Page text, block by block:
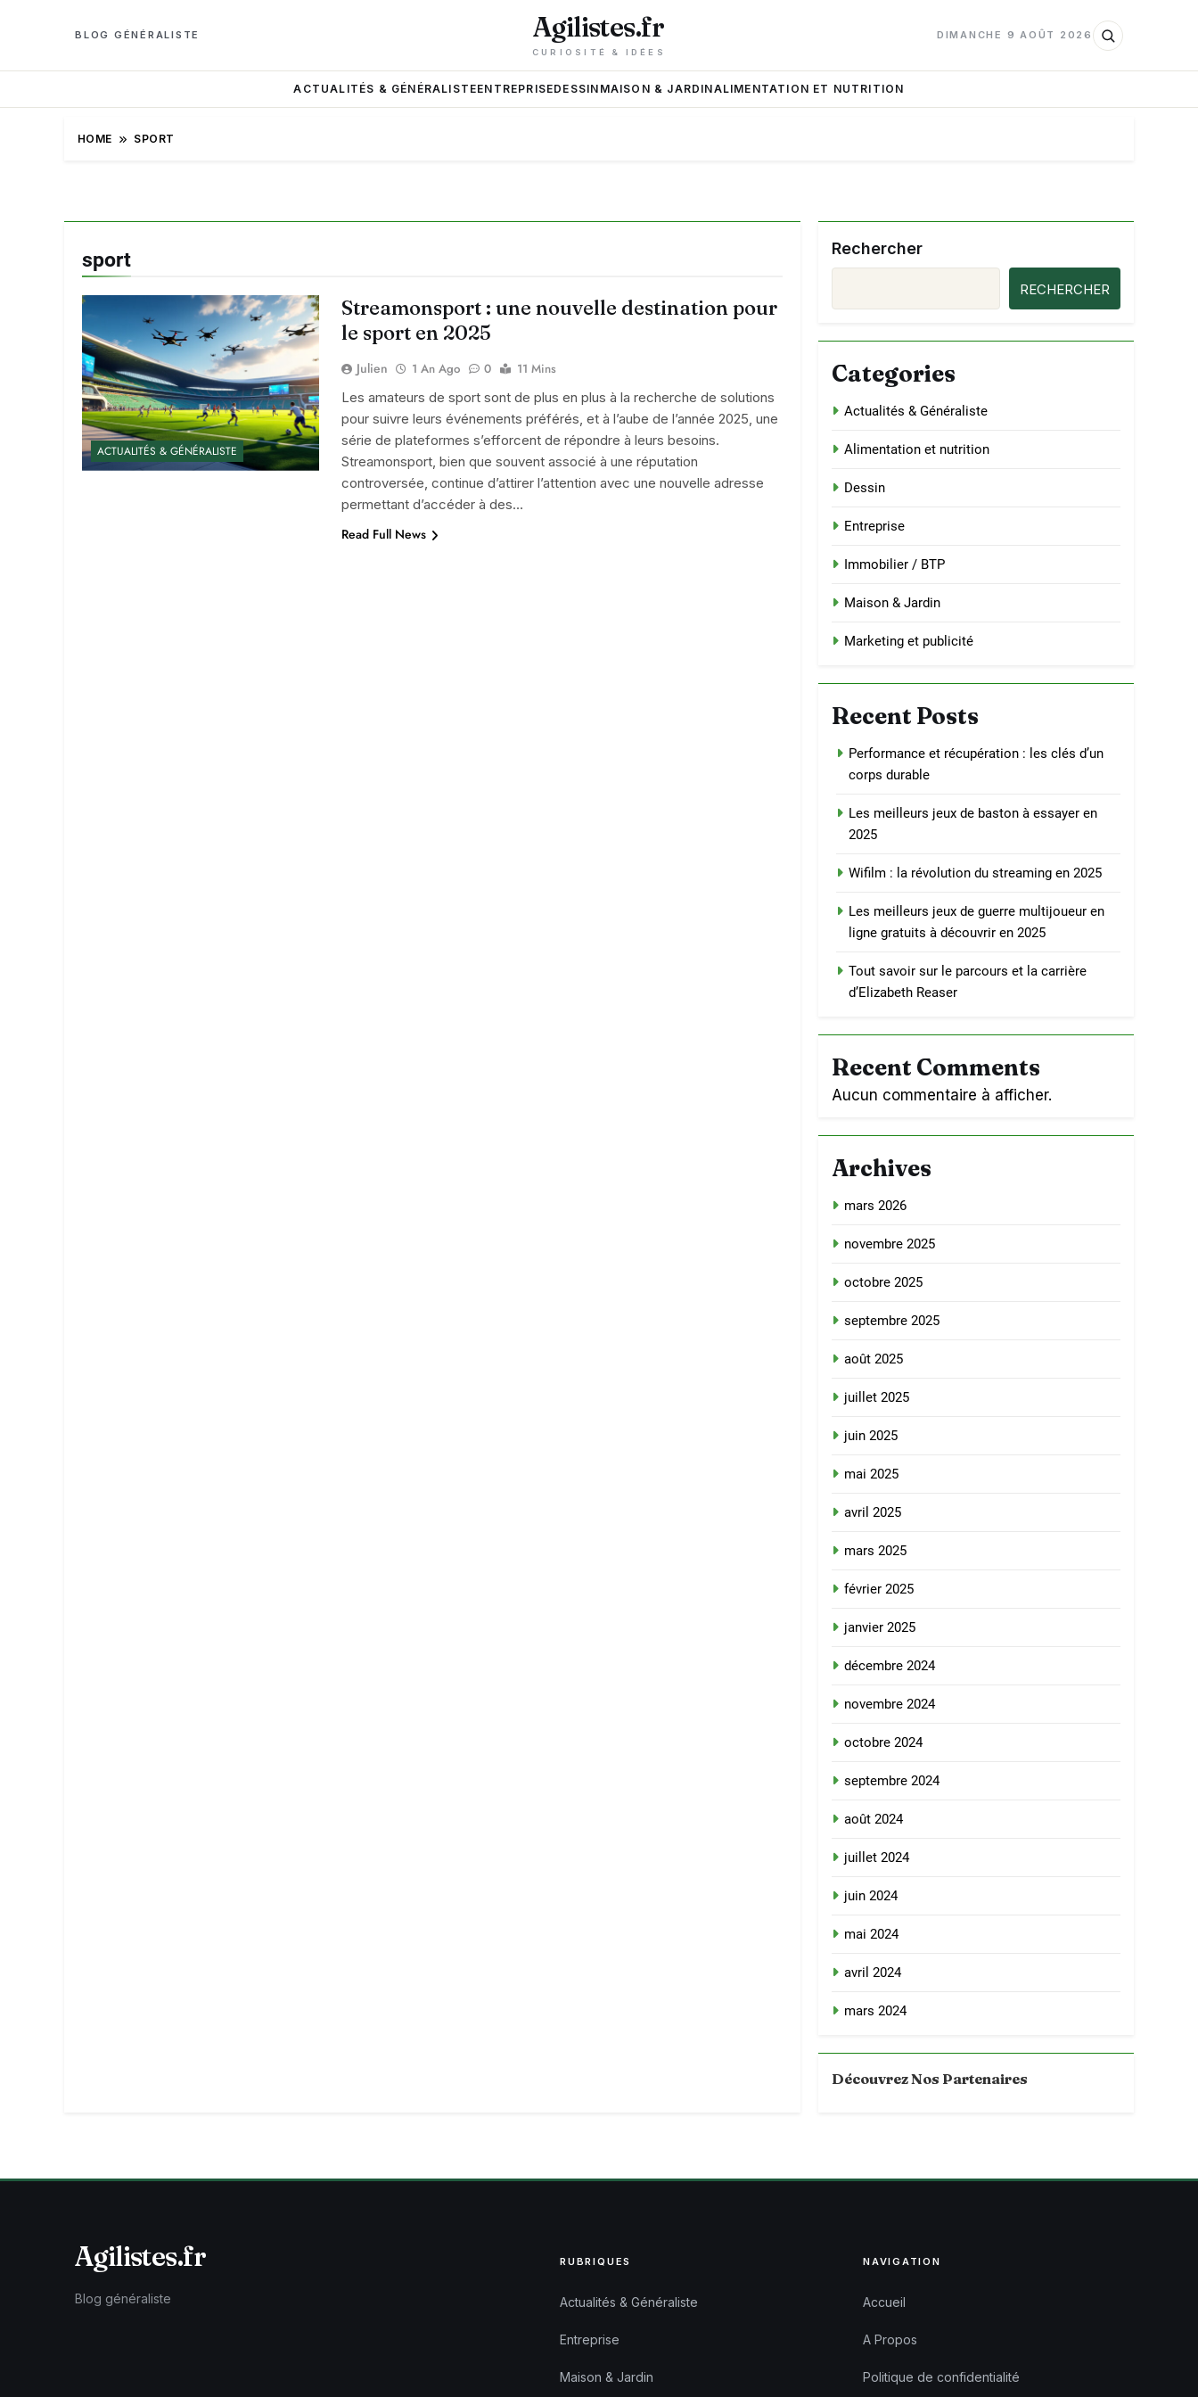
BLOG GÉNÉRALISTE Agilistes.fr
CURIOSITÉ & IDÉES
DIMANCHE 9 AOÛT 2026
ACTUALITÉS & GÉNÉRALISTEENTREPRISEDESSIN MAISON & JARDINALIMENTATION ET NUTRITION
HOME SPORT
sport
ACTUALITÉS & GÉNÉRALISTE
Streamonsport : une nouvelle destination pour
le sport en 2025
Julien 1 An Ago 0
11 Mins
Les amateurs de sport sont de plus en plus à la recherche de solutions
pour suivre leurs événements préférés, et à l’aube de l’année 2025, une
série de plateformes s’efforcent de répondre à leurs besoins.
Streamonsport, bien que souvent associé à une réputation
controversée, continue d’attirer l’attention avec une nouvelle adresse
permettant d’accéder à des…
Read Full News
Rechercher
RECHERCHER
Categories
Actualités & Généraliste
Alimentation et nutrition
Dessin
Entreprise
Immobilier / BTP
Maison & Jardin
Marketing et publicité
Recent Posts
Performance et récupération : les clés d’un
corps durable
Les meilleurs jeux de baston à essayer en
2025
Wifilm : la révolution du streaming en 2025
Les meilleurs jeux de guerre multijoueur en
ligne gratuits à découvrir en 2025
Tout savoir sur le parcours et la carrière
d’Elizabeth Reaser
Recent Comments
Aucun commentaire à afficher.
Archives
mars 2026
novembre 2025
octobre 2025
septembre 2025
août 2025
juillet 2025
juin 2025
mai 2025
avril 2025
mars 2025
février 2025
janvier 2025
décembre 2024
novembre 2024
octobre 2024
septembre 2024
août 2024
juillet 2024
juin 2024
mai 2024
avril 2024
mars 2024
Découvrez Nos Partenaires
Agilistes.fr
Blog généraliste
RUBRIQUES
Actualités & Généraliste
Entreprise
Maison & Jardin
NAVIGATION
Accueil
A Propos
Politique de confidentialité